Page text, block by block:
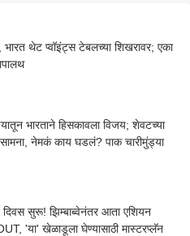
भारत थेट प्वॉइंट्स टेबलच्या शिखरावर; एका
भारताने हिसकावला विजय; शेवटच्या
सामना, नेमकं काय घडलं? पाक चारीमुंड्या
सुरू! झिम्बाब्वेनंतर आता एशियन
'या' खेळाडूला घेण्यासाठी मास्टरप्लॅन